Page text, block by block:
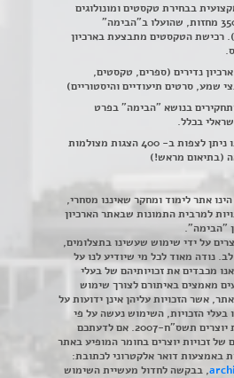
בבחירת טקסטים ומונולוגים
(מתוך למעלה מ – 3500 מחזות, שהועלו ב"הבימה"
רכישת הטקסטים מתבצעת בארכיון
נדירים (ספרים, טקסטים,
שמע, סרטים תיעודיים והיסטוריים)
בנושא "הבימה" בפרט
בכלל.
חדר הצפייה מרווח ובו ניתן לצפות ב- 400 הצגות מצולמות
(בתיאום מראש!)
אתר לימוד ומחקר שאיננו מסחרי,
למרבית התמונות שבאתר הארכיון
"הבימה".
על ידי שימוש שעשינו בתצלומים,
נודה מאוד לכל מי שיודיע לנו על
מכבדים את זכויותיהם של בעלי
מאמצים באיתורם לצורך שימוש
אשר הזכויות עליהן אינן ידועות על
בעלי הזכויות, השימוש נעשה על פי
סעיף 27א לחוק זכויות יוצרים תשס"ח-2007. אם לדעתכם
של זכויות יוצרים בחומר המופיע באתר
באמצעות דואר אלקטרוני לכתובת:
, בבקשה לחדול מעשיית השימוש